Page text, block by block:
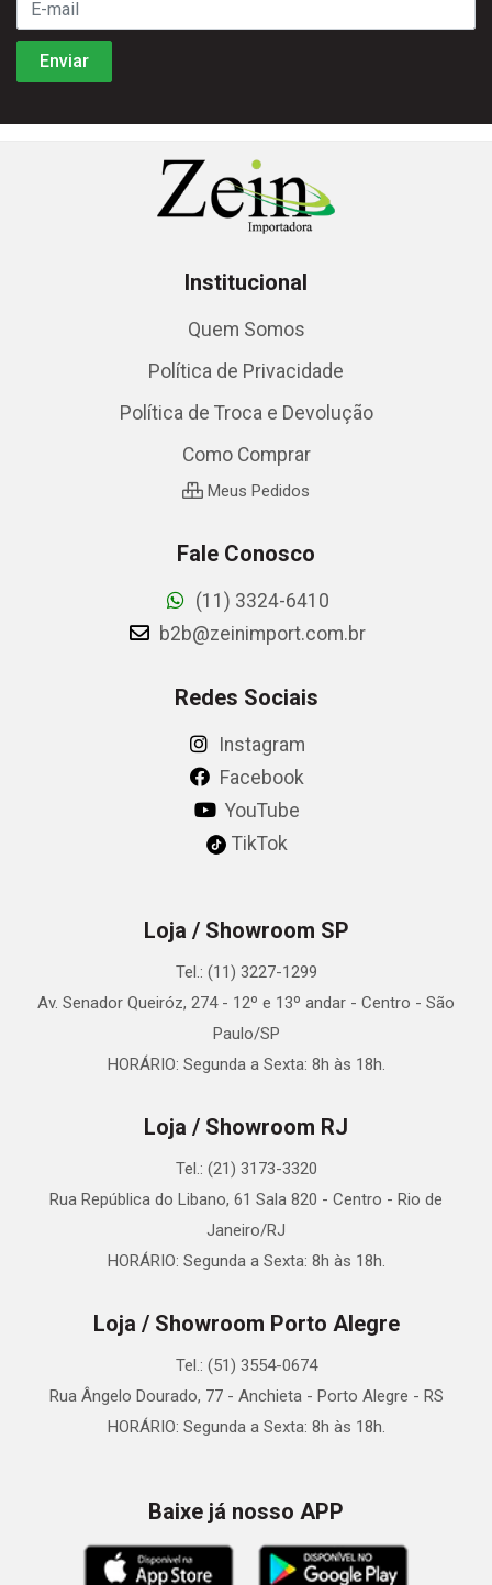
Institucional
Quem Somos
Política de Privacidade
Política de Troca e Devolução
Como Comprar
Meus Pedidos
Fale Conosco
(11) 3324-6410
b2b@zeinimport.com.br
Redes Sociais
Instagram
Facebook
YouTube
TikTok
Loja / Showroom SP
Tel.: (11) 3227-1299
Av. Senador Queiróz, 274 - 12º e 13º andar - Centro - São
Paulo/SP
HORÁRIO: Segunda a Sexta: 8h às 18h.
Loja / Showroom RJ
Tel.: (21) 3173-3320
Rua República do Libano, 61 Sala 820 - Centro - Rio de
Janeiro/RJ
HORÁRIO: Segunda a Sexta: 8h às 18h.
Loja / Showroom Porto Alegre
Tel.: (51) 3554-0674
Rua Ângelo Dourado, 77 - Anchieta - Porto Alegre - RS
HORÁRIO: Segunda a Sexta: 8h às 18h.
Baixe já nosso APP